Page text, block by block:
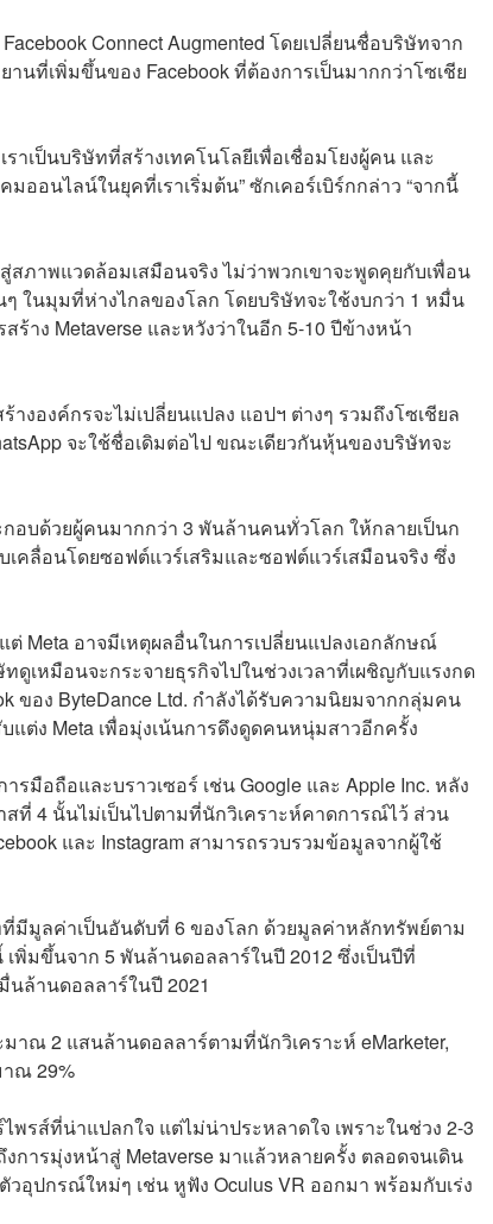
Connect Augmented โดยเปลี่ยนชื่อบริษัทจาก
านที่เพิ่มขึ้นของ Facebook ที่ต้องการเป็นมากกว่าโซเชีย
ราเป็นบริษัทที่สร้างเทคโนโลยีเพื่อเชื่อมโยงผู้คน และ
ออนไลน์ในยุคที่เราเริ่มต้น” ซักเคอร์เบิร์กกล่าว “จากนี้
ภาพแวดล้อมเสมือนจริง ไม่ว่าพวกเขาจะพูดคุยกับเพื่อน
ในมุมที่ห่างไกลของโลก โดยบริษัทจะใช้งบกว่า 1 หมื่น
าง Metaverse และหวังว่าในอีก 5-10 ปีข้างหน้า
องค์กรจะไม่เปลี่ยนแปลง แอปฯ ต่างๆ รวมถึงโซเชียล
จะใช้ชื่อเดิมต่อไป ขณะเดียวกันหุ้นของบริษัทจะ
กอบด้วยผู้คนมากกว่า 3 พันล้านคนทั่วโลก ให้กลายเป็นก
ลื่อนโดยซอฟต์แวร์เสริมและซอฟต์แวร์เสมือนจริง ซึ่ง
Meta อาจมีเหตุผลอื่นในการเปลี่ยนแปลงเอกลักษณ์
เหมือนจะกระจายธุรกิจไปในช่วงเวลาที่เผชิญกับแรงกด
ของ ByteDance Ltd. กำลังได้รับความนิยมจากกลุ่มคน
แต่ง Meta เพื่อมุ่งเน้นการดึงดูดคนหนุ่มสาวอีกครั้ง
รมือถือและบราวเซอร์ เช่น Google และ Apple Inc. หลัง
ที่ 4 นั้นไม่เป็นไปตามที่นักวิเคราะห์คาดการณ์ไว้ ส่วน
และ Instagram สามารถรวบรวมข้อมูลจากผู้ใช้
ที่มีมูลค่าเป็นอันดับที่ 6 ของโลก ด้วยมูลค่าหลักทรัพย์ตาม
พิ่มขึ้นจาก 5 พันล้านดอลลาร์ในปี 2012 ซึ่งเป็นปีที่
นล้านดอลลาร์ในปี 2021
มาณ 2 แสนล้านดอลลาร์ตามที่นักวิเคราะห์ eMarketer,
ณ 29%
พรส์ที่น่าแปลกใจ แต่ไม่น่าประหลาดใจ เพราะในช่วง 2-3
ารมุ่งหน้าสู่ Metaverse มาแล้วหลายครั้ง ตลอดจนเดิน
อุปกรณ์ใหม่ๆ เช่น หูฟัง Oculus VR ออกมา พร้อมกับเร่ง